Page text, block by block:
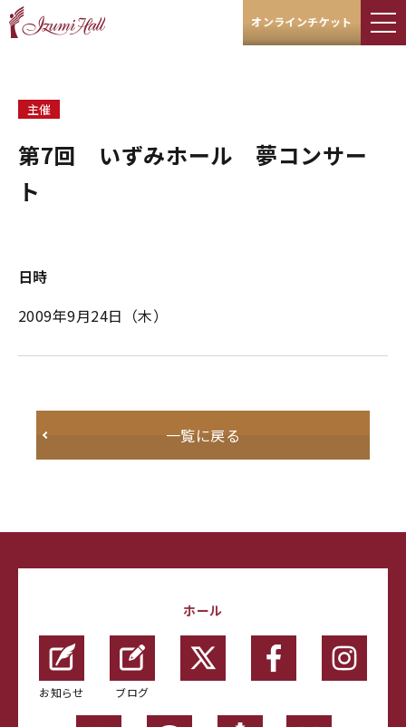
オンラインチケット
主催
第7回 いずみホール 夢コンサー
ト
日時
2009年9月24日（木）
一覧に戻る
ホール
お知らせ ブログ